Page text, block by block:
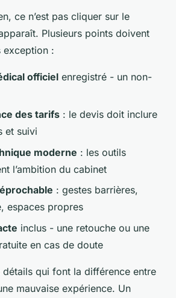
ce n’est pas cliquer sur le
Plusieurs points doivent
exception :
officiel enregistré - un non-
des tarifs : le devis doit inclure
et suivi
moderne : les outils
l’ambition du cabinet
: gestes barrières,
espaces propres
inclus - une retouche ou une
en cas de doute
détails qui font la différence entre
mauvaise expérience. Un